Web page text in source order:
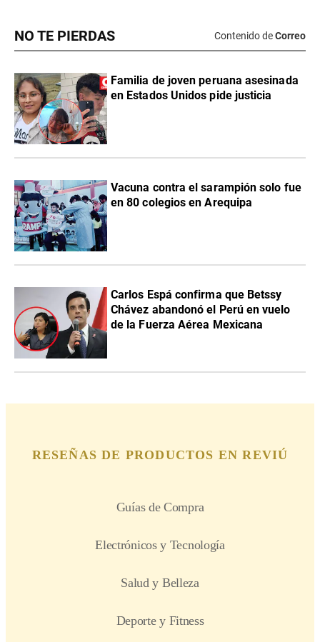
NO TE PIERDAS Contenido deCorreo
Familia de joven peruana asesinada
en Estados Unidos pide justicia
Vacuna contra el sarampión solo fue
en 80 colegios en Arequipa
Carlos Espá confirma que Betssy
Chávez abandonó el Perú en vuelo
de la Fuerza Aérea Mexicana